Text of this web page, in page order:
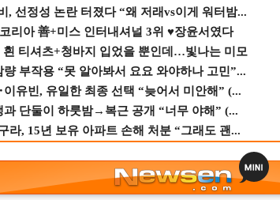
선정성 논란 터졌다 “왜 저래vs이게 워터밤...
리아 善+미스 인터내셔널 3위 ♥장윤서였다
티셔츠+청바지 입었을 뿐인데…빛나는 미모
부작용 “못 알아봐서 요요 와야하나 고민”...
유빈, 유일한 최종 선택 “늦어서 미안해” (...
과 단둘이 하룻밤→복근 공개 “너무 야해” (...
라, 15년 보유 아파트 손해 처분 “그래도 괜...